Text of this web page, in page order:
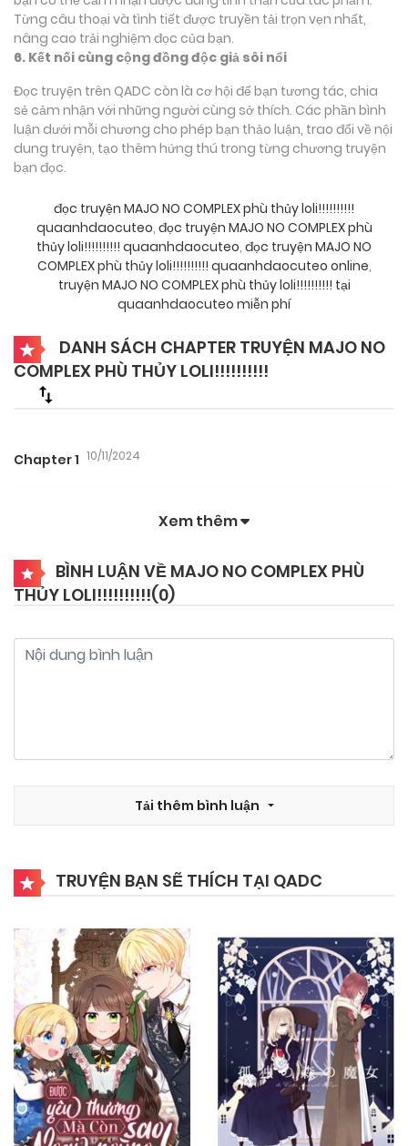
Từng câu thoại và tình tiết được truyền tải trọn vẹn nhất,
nâng cao trải nghiệm đọc của bạn.
6. Kết nối cùng cộng đồng độc giả sôi nổi
Đọc truyện trên QADC còn là cơ hội để bạn tương tác, chia
sẻ cảm nhận với những người cùng sở thích. Các phần bình
luận dưới mỗi chương cho phép bạn thảo luận, trao đổi về nội
dung truyện, tạo thêm hứng thú trong từng chương truyện
bạn đọc.
đọc truyện MAJO NO COMPLEX phù thủy loli!!!!!!!!!!
quaanhdaocuteo, đọc truyện MAJO NO COMPLEX phù
thủy loli!!!!!!!!!! quaanhdaocuteo, đọc truyện MAJO NO
COMPLEX phù thủy loli!!!!!!!!!! quaanhdaocuteo online,
truyện MAJO NO COMPLEX phù thủy loli!!!!!!!!!! tại
quaanhdaocuteo miễn phí
DANH SÁCH CHAPTER TRUYỆN MAJO NO
COMPLEX PHÙ THỦY LOLI!!!!!!!!!!
Chapter 1 10/11/2024
Xem thêm
BÌNH LUẬN VỀ MAJO NO COMPLEX PHÙ
THỦY LOLI!!!!!!!!!!(0)
Tải thêm bình luận
TRUYỆN BẠN SẼ THÍCH TẠI QADC